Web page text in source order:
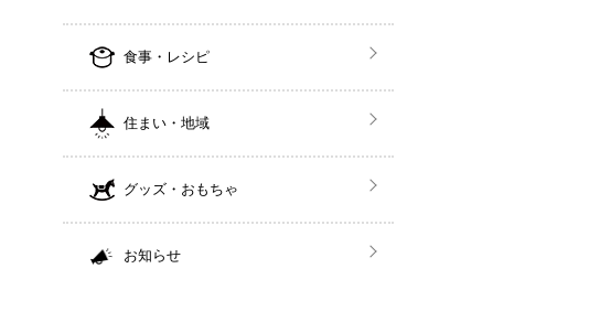
食事・レシピ
住まい・地域
グッズ・おもちゃ
お知らせ